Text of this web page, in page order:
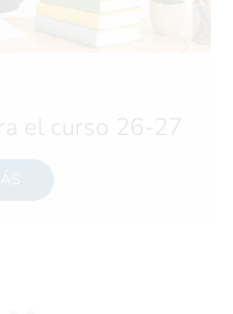
el curso 26-27